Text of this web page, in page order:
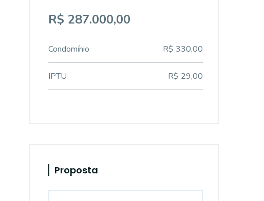
R$ 287.000,00
Condomínio R$ 330,00
IPTU R$ 29,00
Proposta